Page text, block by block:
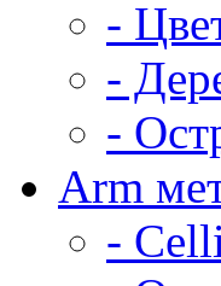
-
-
-
Arm
-